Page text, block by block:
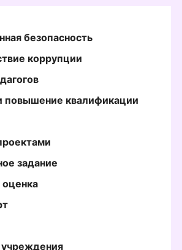
безопасность
коррупции
повышение квалификации
задание